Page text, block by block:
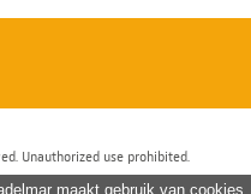
Unauthorized use prohibited.
maakt gebruik van